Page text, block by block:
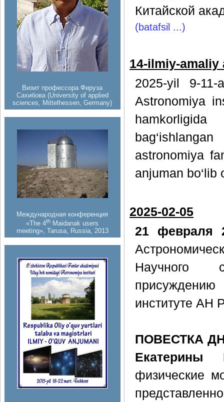
Визит профессора Фируза
Сахибова (University of applied
sciences, Mittelhessen, Germany)
Международная конференция
«The 4th Maidanak users
meeting», Tarusa, Russia, 2013
Китайской
(batafsil ...)
14-ilmiy-amaliy
2025-yil 9-11-
Astronomiya
astronomiya
anjuman bo‘lib
2025-02-05
21 февраля
Научного
институте АН
ПОВЕСТКА
Екатерины
физические